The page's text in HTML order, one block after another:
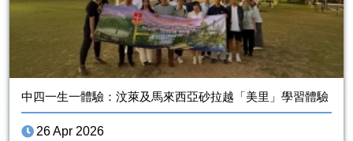
中四一生一體驗：汶萊及馬來西亞砂拉越「美里」學習體驗
26 Apr 2026